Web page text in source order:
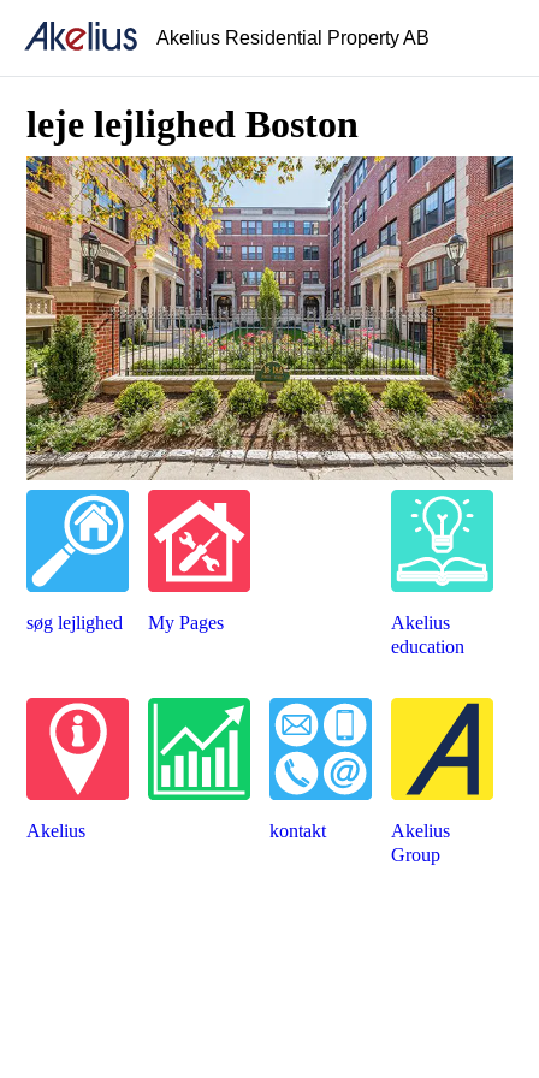
Akelius Residential Property AB
leje lejlighed Boston
søg lejlighed My Pages
Akelius
education
Akelius kontakt
Akelius
Group